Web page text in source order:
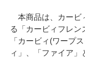
本商品は、カービ
る「カービィフレン
「カービィ(ワープ
ィ」、「ファイア